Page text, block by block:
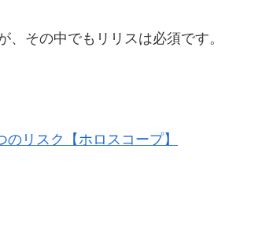
その中でもリリスは必須です。
リスク【ホロスコープ】